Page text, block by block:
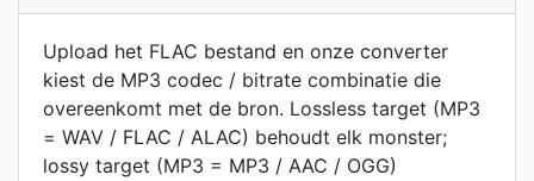
Upload het FLAC bestand en onze converter
kiest de MP3 codec / bitrate combinatie die
overeenkomt met de bron. Lossless target (MP3
= WAV / FLAC / ALAC) behoudt elk monster;
lossy target (MP3 = MP3 / AAC / OGG)